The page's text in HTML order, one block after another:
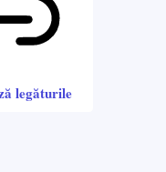
legăturile